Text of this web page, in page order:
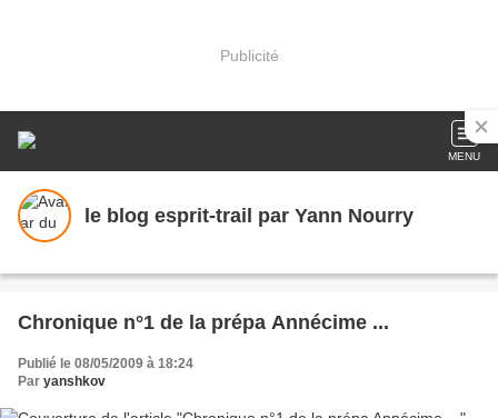
Publicité
MENU
le blog esprit-trail par Yann Nourry
Chronique n°1 de la prépa Annécime ...
Publié le 08/05/2009 à 18:24
Par yanshkov